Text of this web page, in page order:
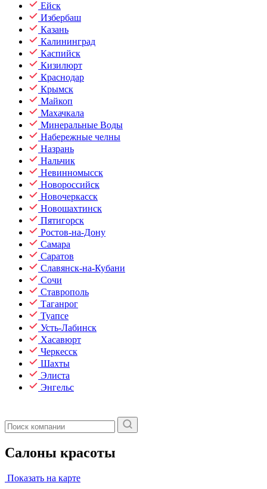
Ейск
Избербаш
Казань
Калининград
Каспийск
Кизилюрт
Краснодар
Крымск
Майкоп
Махачкала
Минеральные Воды
Набережные челны
Назрань
Нальчик
Невинномысск
Новороссийск
Новочеркасск
Новошахтинск
Пятигорск
Ростов-на-Дону
Самара
Саратов
Славянск-на-Кубани
Сочи
Ставрополь
Таганрог
Туапсе
Усть-Лабинск
Хасавюрт
Черкесск
Шахты
Элиста
Энгельс
Салоны красоты
Показать на карте